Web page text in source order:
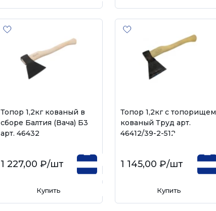
Топор 1,2кг кованый в
сборе Балтия (Вача) Б3
арт. 46432
1 227,00 ₽/шт
Купить
Топор 1,2кг с топорищем
кованый Труд арт.
46412/39-2-512
1 145,00 ₽/шт
Купить